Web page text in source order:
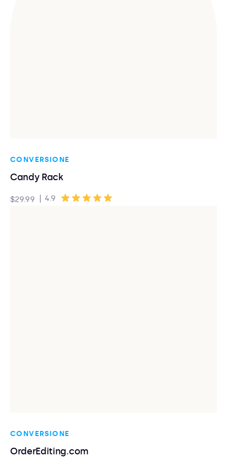
CONVERSIONE
Candy Rack
$29.99 | 4.9
CONVERSIONE
OrderEditing.com